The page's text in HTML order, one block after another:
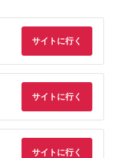
サイトに行く
サイトに行く
サイトに行く